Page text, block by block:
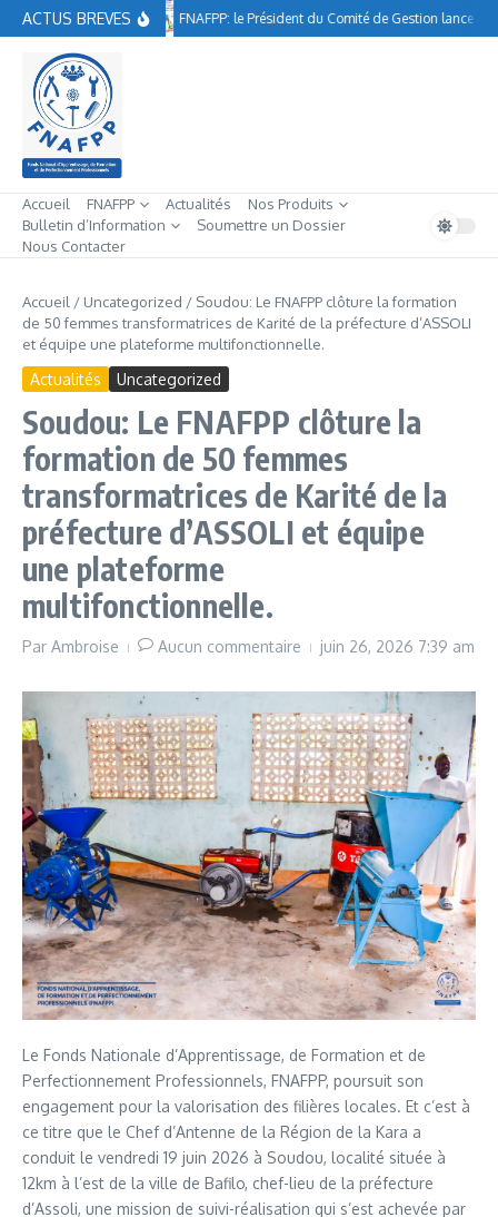
Aller au contenu
ACTUS BREVES FNAFPP: le Président du Comité de Gestion lance
Accueil FNAFPP Actualités
Nos Produits
Bulletin d’Information
Soumettre un Dossier
Nous Contacter
Accueil / Uncategorized / Soudou: Le FNAFPP clôture la formation
de 50 femmes transformatrices de Karité de la préfecture d’ASSOLI
et équipe une plateforme multifonctionnelle.
Actualités Uncategorized
Soudou: Le FNAFPP clôture la
formation de 50 femmes
transformatrices de Karité de la
préfecture d’ASSOLI et équipe
une plateforme
multifonctionnelle.
Par Ambroise Aucun commentaire juin 26, 2026 7:39 am
Le Fonds Nationale d’Apprentissage, de Formation et de
Perfectionnement Professionnels, FNAFPP, poursuit son
engagement pour la valorisation des filières locales. Et c’est à
ce titre que le Chef d’Antenne de la Région de la Kara a
conduit le vendredi 19 juin 2026 à Soudou, localité située à
12km à l’est de la ville de Bafilo, chef-lieu de la préfecture
d’Assoli, une mission de suivi-réalisation qui s’est achevée par